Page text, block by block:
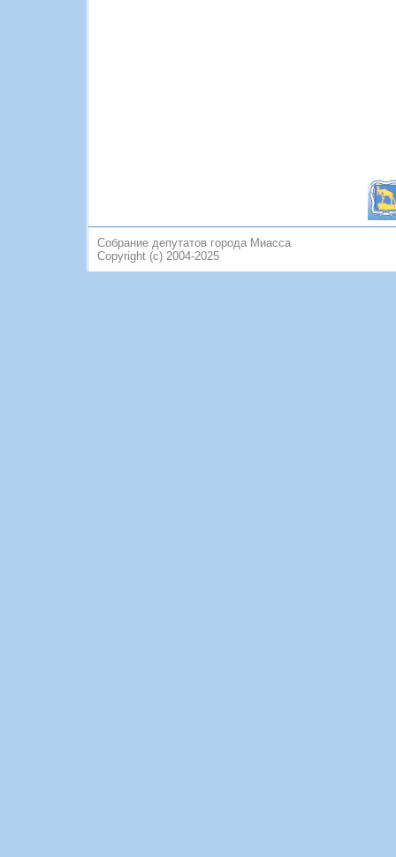
Собрание депутатов города Миасса
Copyright (c) 2004-2025